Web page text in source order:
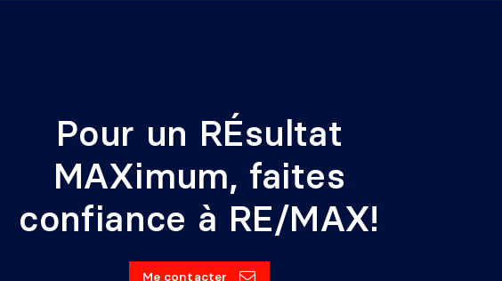
Pour un RÉsultat
MAXimum, faites
confiance à RE/MAX!
Me contacter